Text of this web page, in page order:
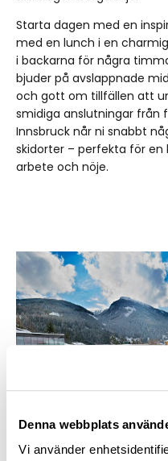
Denna webbplats
Vi använder
Starta dagen med en
med en lunch i en
i backarna för några
bjuder på avslappnade
och gott om tillfällen att
smidiga anslutningar från
Innsbruck når ni snabbt
skidorter – perfekta för
arbete och nöje.